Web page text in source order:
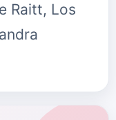
Raitt, Los